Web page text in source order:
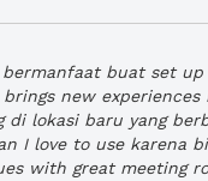
bermanfaat buat set
new experiences
di lokasi baru yang
I love to use karena
with great meeting